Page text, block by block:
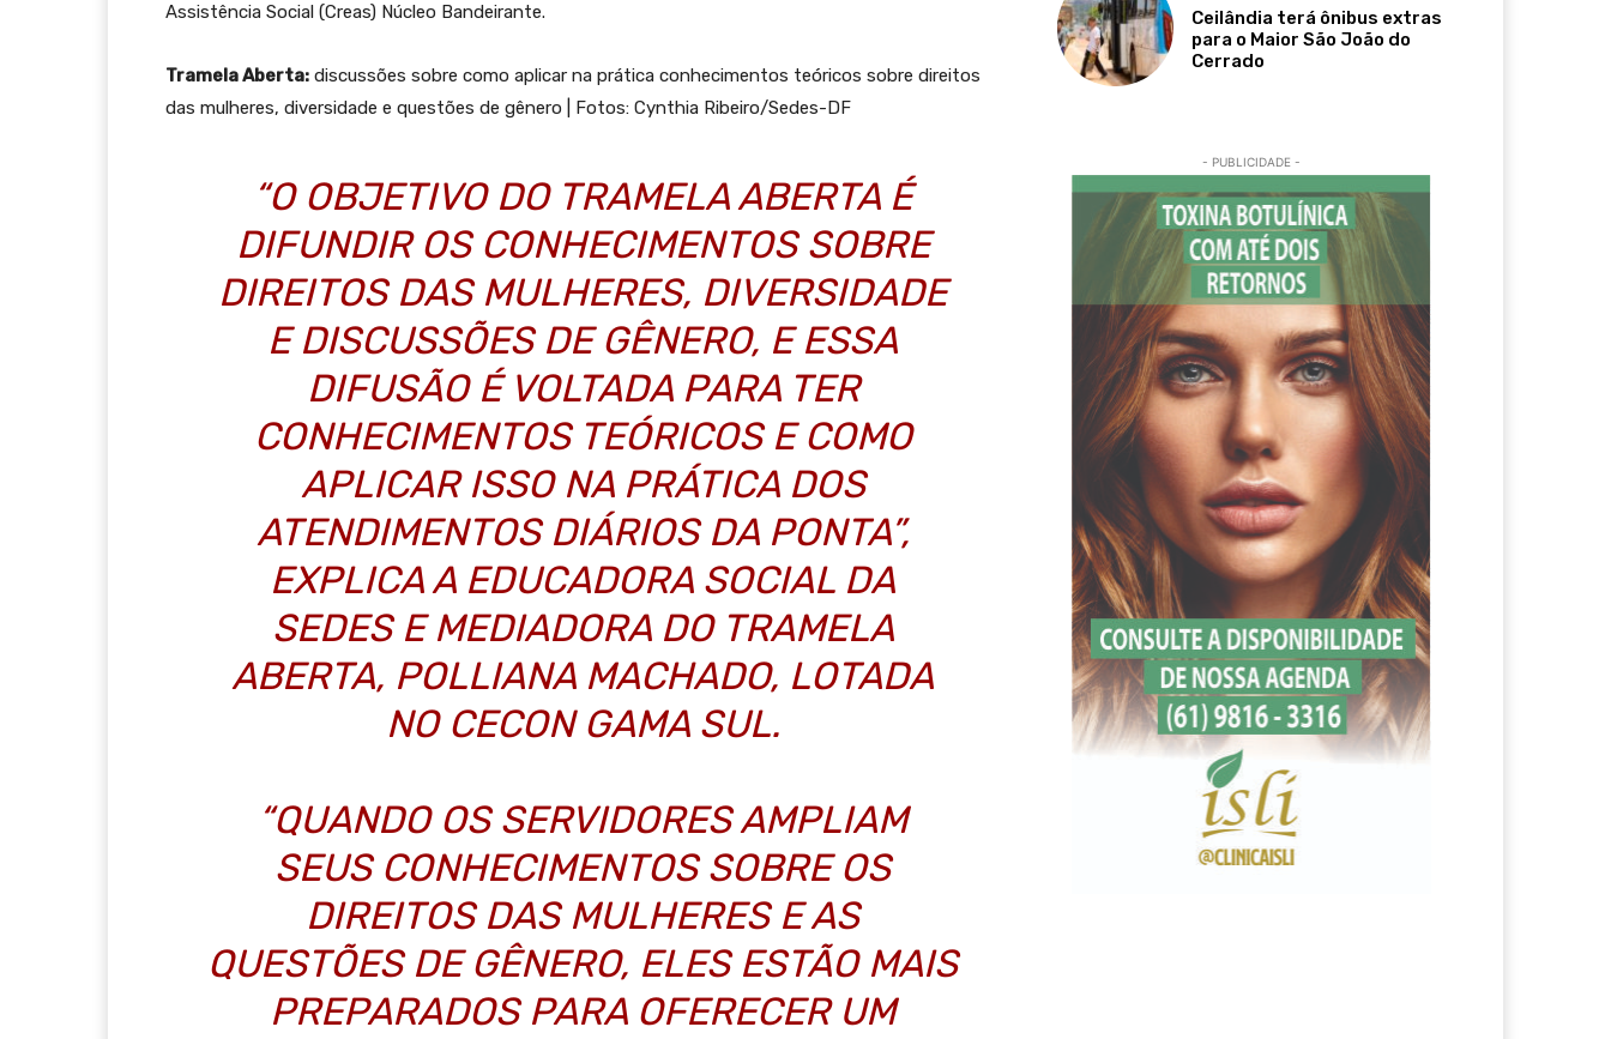
Assistência Social (Creas) Núcleo Bandeirante.
Tramela Aberta: discussões sobre como aplicar na prática conhecimentos teóricos sobre direitos
das mulheres, diversidade e questões de gênero | Fotos: Cynthia Ribeiro/Sedes-DF
“O OBJETIVO DO TRAMELA ABERTA É
DIFUNDIR OS CONHECIMENTOS SOBRE
DIREITOS DAS MULHERES, DIVERSIDADE
E DISCUSSÕES DE GÊNERO, E ESSA
DIFUSÃO É VOLTADA PARA TER
CONHECIMENTOS TEÓRICOS E COMO
APLICAR ISSO NA PRÁTICA DOS
ATENDIMENTOS DIÁRIOS DA PONTA”,
EXPLICA A EDUCADORA SOCIAL DA
SEDES E MEDIADORA DO TRAMELA
ABERTA, POLLIANA MACHADO, LOTADA
NO CECON GAMA SUL.
“QUANDO OS SERVIDORES AMPLIAM
SEUS CONHECIMENTOS SOBRE OS
DIREITOS DAS MULHERES E AS
QUESTÕES DE GÊNERO, ELES ESTÃO MAIS
PREPARADOS PARA OFERECER UM
Ceilândia terá ônibus extras
para o Maior São João do
Cerrado
- PUBLICIDADE -